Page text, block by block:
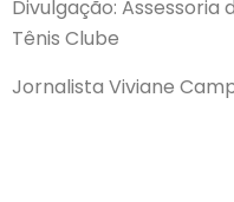
Divulgação: Assessoria
Tênis Clube
Jornalista Viviane